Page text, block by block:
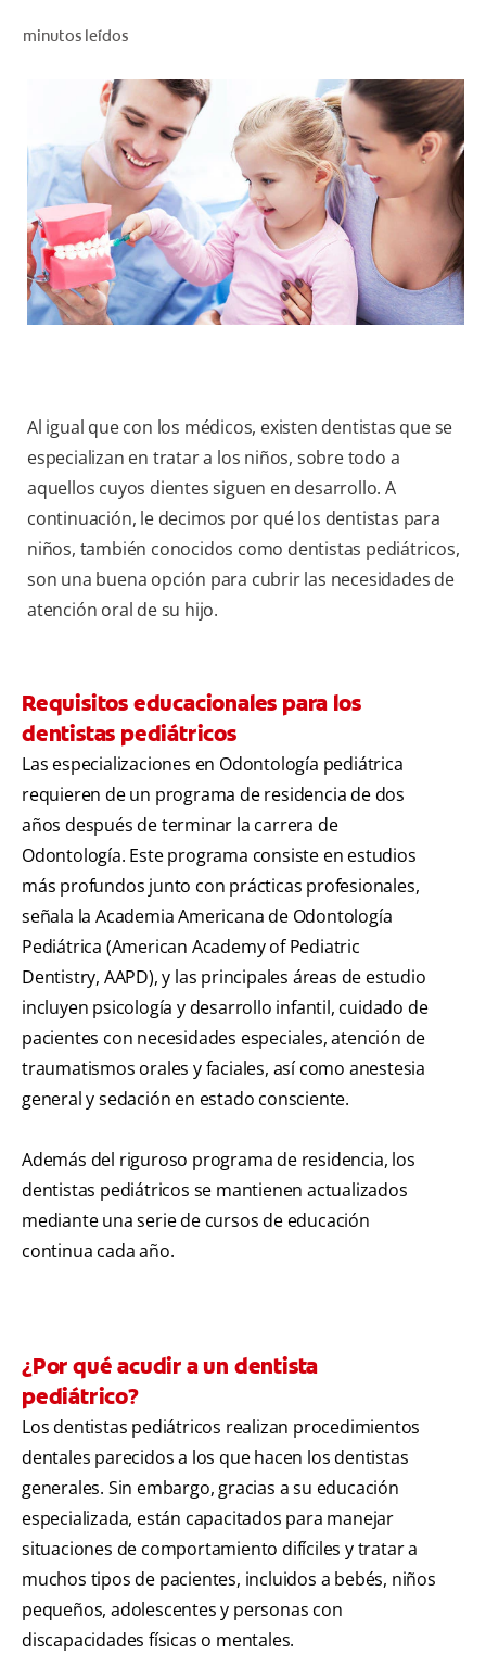
PROMOCIONES
PA (ES)
SUSCRÍBASE
minutos leídos
Al igual que con los médicos, existen dentistas que se
especializan en tratar a los niños, sobre todo a
aquellos cuyos dientes siguen en desarrollo. A
continuación, le decimos por qué los dentistas para
niños, también conocidos como dentistas pediátricos,
son una buena opción para cubrir las necesidades de
atención oral de su hijo.
Requisitos educacionales para los
dentistas pediátricos
Las especializaciones en Odontología pediátrica
requieren de un programa de residencia de dos
años después de terminar la carrera de
Odontología. Este programa consiste en estudios
más profundos junto con prácticas profesionales,
señala la Academia Americana de Odontología
Pediátrica (American Academy of Pediatric
Dentistry, AAPD), y las principales áreas de estudio
incluyen psicología y desarrollo infantil, cuidado de
pacientes con necesidades especiales, atención de
traumatismos orales y faciales, así como anestesia
general y sedación en estado consciente.
Además del riguroso programa de residencia, los
dentistas pediátricos se mantienen actualizados
mediante una serie de cursos de educación
continua cada año.
¿Por qué acudir a un dentista
pediátrico?
Los dentistas pediátricos realizan procedimientos
dentales parecidos a los que hacen los dentistas
generales. Sin embargo, gracias a su educación
especializada, están capacitados para manejar
situaciones de comportamiento difíciles y tratar a
muchos tipos de pacientes, incluidos a bebés, niños
pequeños, adolescentes y personas con
discapacidades físicas o mentales.